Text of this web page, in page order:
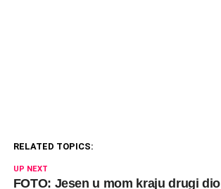
RELATED TOPICS:
UP NEXT
FOTO: Jesen u mom kraju drugi dio